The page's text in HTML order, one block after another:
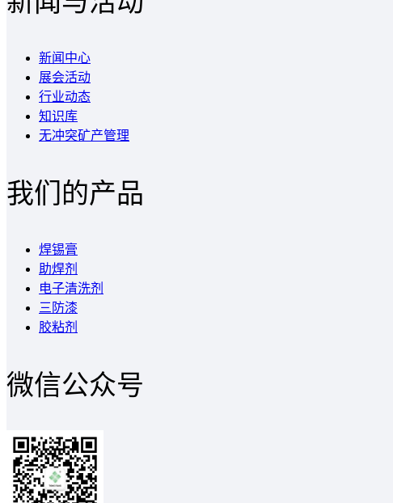
新闻中心
展会活动
行业动态
知识库
无冲突矿产管理
我们的产品
焊锡膏
助焊剂
电子清洗剂
三防漆
胶粘剂
微信公众号